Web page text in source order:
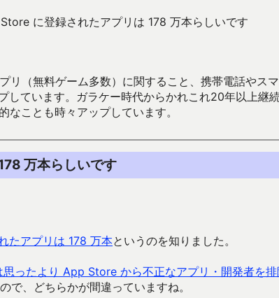
に登録されたアプリは 178 万本らしいです
リ（無料ゲーム多数）に関すること、携帯電話や
しています。ガラケー時代からかれこれ20年以上
ことも時々アップしています。
万本らしいです
たアプリは 178 万本というのを知りました。
思ったより App Store から不正なアプリ・開発者を
、どちらかが間違っていますね。